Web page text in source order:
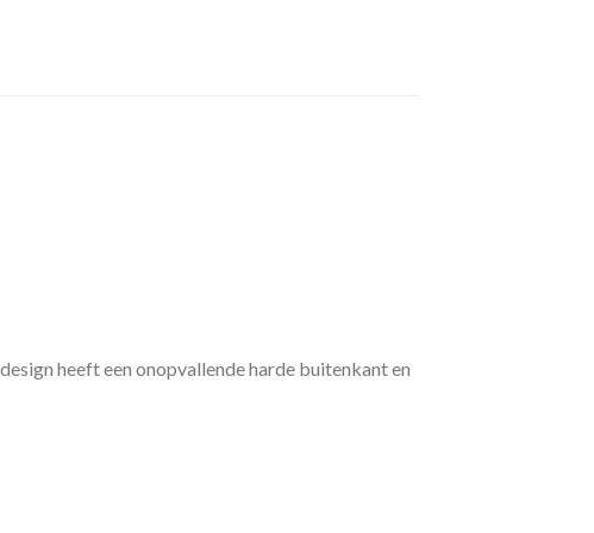
heeft een onopvallende harde buitenkant en